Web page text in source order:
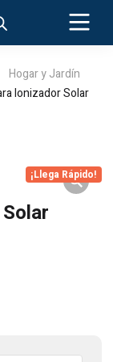
Hogar y Jardín
Ionizador Solar
¡Llega Rápido!